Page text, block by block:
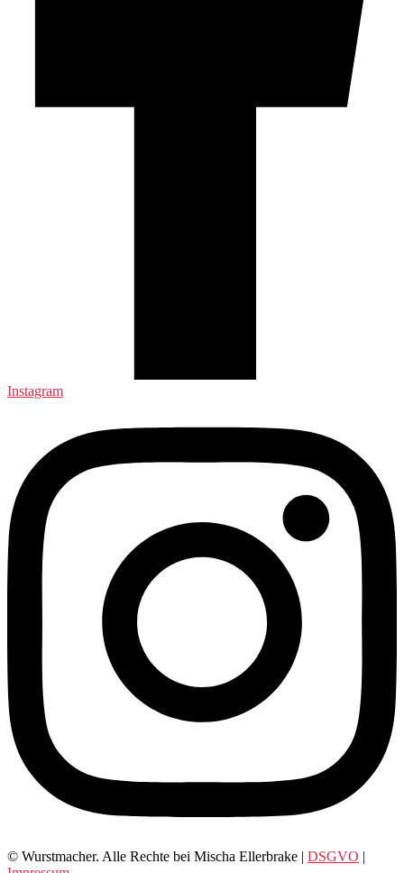
Instagram
© Wurstmacher. Alle Rechte bei Mischa Ellerbrake | DSGVO |